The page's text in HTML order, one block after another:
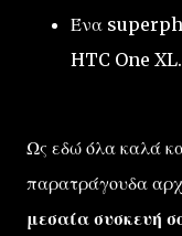
Ένα
HTC One XL.
Ως εδώ όλα καλά
παρατράγουδα
μεσαία συσκευή